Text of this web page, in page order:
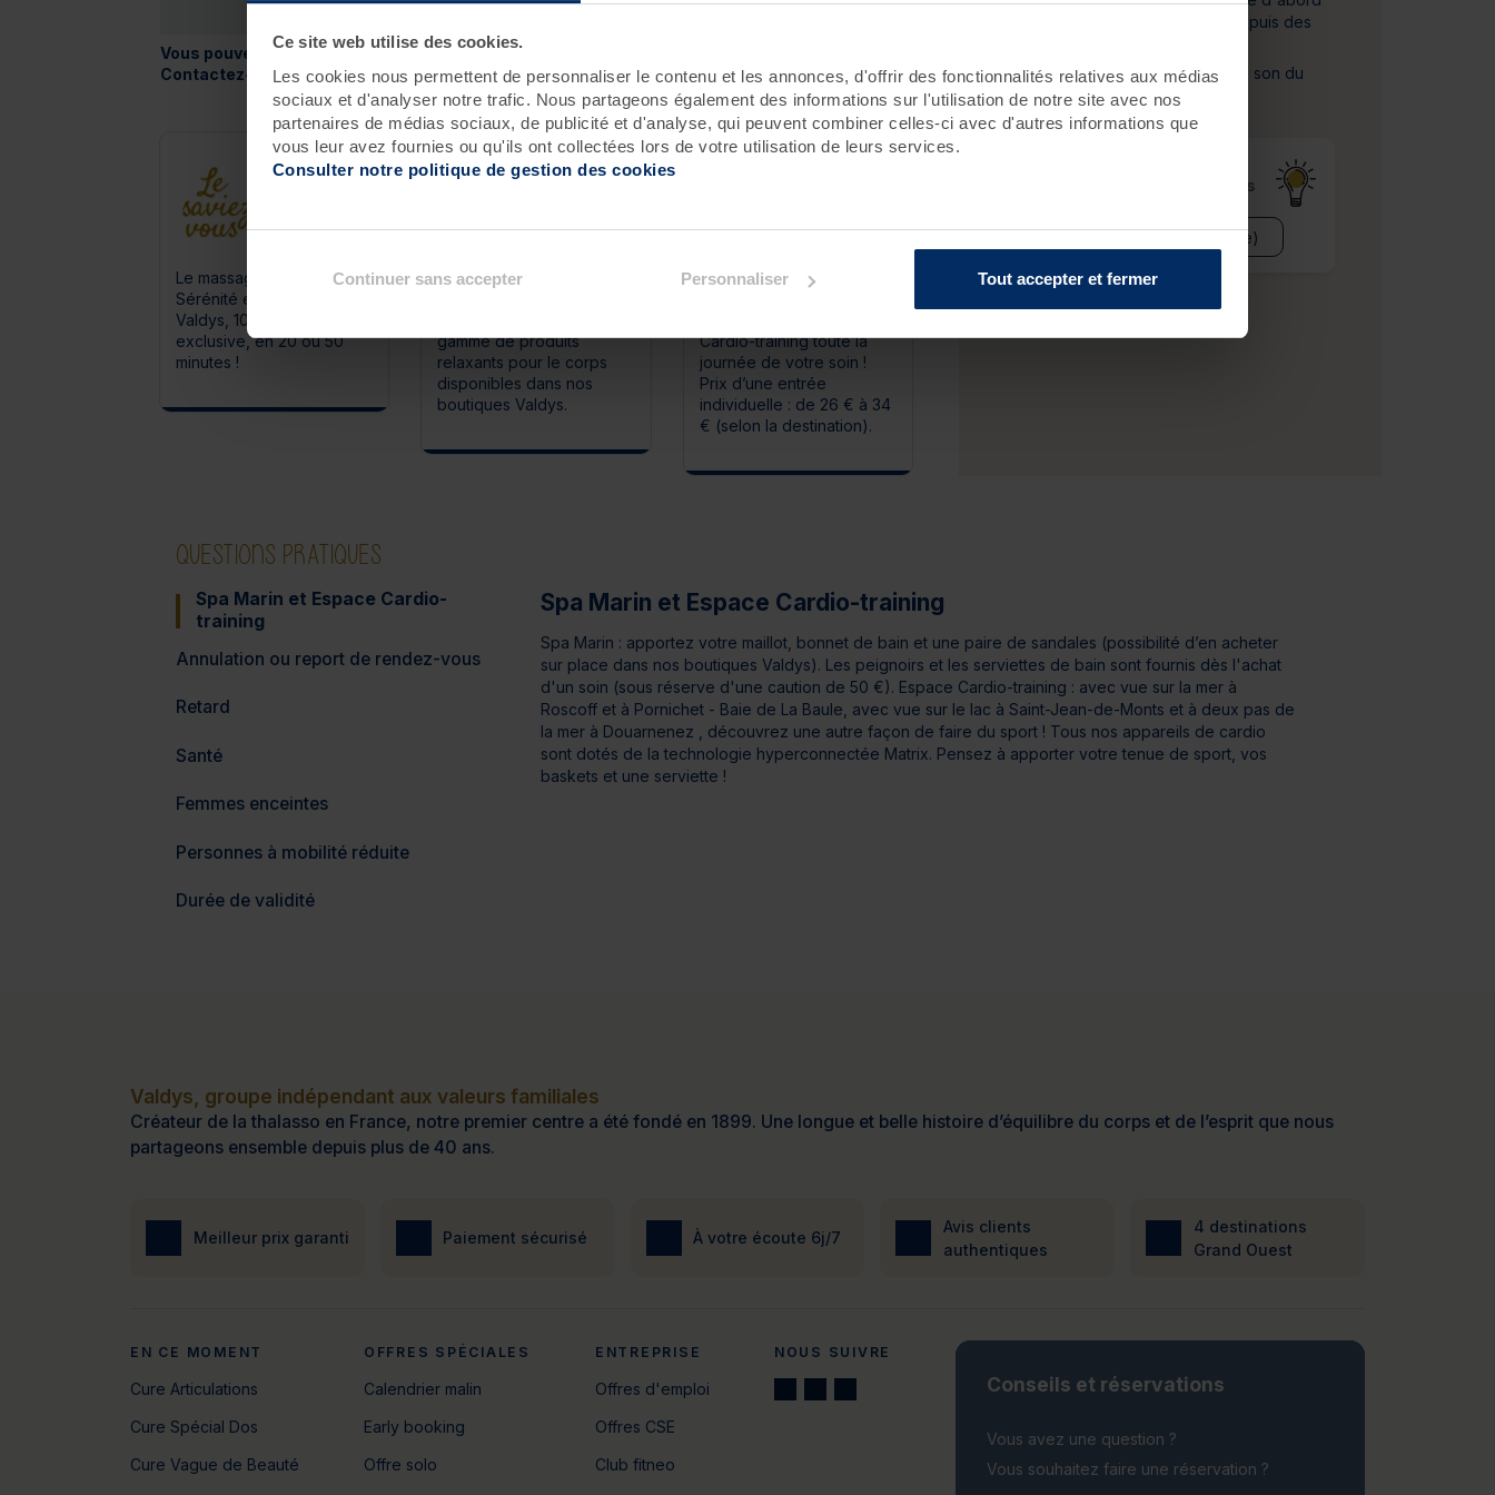
Ce site web utilise des cookies.
Les cookies nous permettent de personnaliser le contenu et les annonces, d'offrir des fonctionnalités relatives aux médias
sociaux et d'analyser notre trafic. Nous partageons également des informations sur l'utilisation de notre site avec nos
partenaires de médias sociaux, de publicité et d'analyse, qui peuvent combiner celles-ci avec d'autres informations que
vous leur avez fournies ou qu'ils ont collectées lors de votre utilisation de leurs services.
Consulter notre politique de gestion des cookies
Continuer sans accepter Personnaliser Tout accepter et fermer
Vous pouvez bénéficier de ce massage en duo sur simple demande et selon disponibilités.
Contactez-nous !
Le massage Vague de
Sérénité est une création
Valdys, 100%
exclusive, en 20 ou 50
minutes !
Chez vous, prolongez les
gamme de produits
relaxants pour le corps
disponibles dans nos
boutiques Valdys.
Profitez-en, ce soin vous
Cardio-training toute la
journée de votre soin !
Prix d’une entrée
individuelle : de 26 € à 34
€ (selon la destination).
avec des boules d’eau chauffée puis des
Le massage se termine par le son du
carillon à vent Koshi Aqua
conseillers sont là pour vous
Demander à être rappelé(e)
QUESTIONS PRATIQUES
Spa Marin et Espace Cardio-
training
Annulation ou report de rendez-vous
Retard
Santé
Femmes enceintes
Personnes à mobilité réduite
Durée de validité
Spa Marin et Espace Cardio-training
Spa Marin : apportez votre maillot, bonnet de bain et une paire de sandales (possibilité d’en acheter
sur place dans nos boutiques Valdys). Les peignoirs et les serviettes de bain sont fournis dès l'achat
d'un soin (sous réserve d'une caution de 50 €). Espace Cardio-training : avec vue sur la mer à
Roscoff et à Pornichet - Baie de La Baule, avec vue sur le lac à Saint-Jean-de-Monts et à deux pas de
la mer à Douarnenez , découvrez une autre façon de faire du sport ! Tous nos appareils de cardio
sont dotés de la technologie hyperconnectée Matrix. Pensez à apporter votre tenue de sport, vos
baskets et une serviette !
Valdys, groupe indépendant aux valeurs familiales
Créateur de la thalasso en France, notre premier centre a été fondé en 1899. Une longue et belle histoire d’équilibre du corps et de l’esprit que nous
partageons ensemble depuis plus de 40 ans.
Meilleur prix garanti Paiement sécurisé À votre écoute 6j/7
Avis clients
authentiques
4 destinations
Grand Ouest
EN CE MOMENT
Cure Articulations
Cure Spécial Dos
Cure Vague de Beauté
OFFRES SPÉCIALES
Calendrier malin
Early booking
Offre solo
ENTREPRISE
Offres d'emploi
Offres CSE
Club fitneo
NOUS SUIVRE
Conseils et réservations
Vous avez une question ?
Vous souhaitez faire une réservation ?